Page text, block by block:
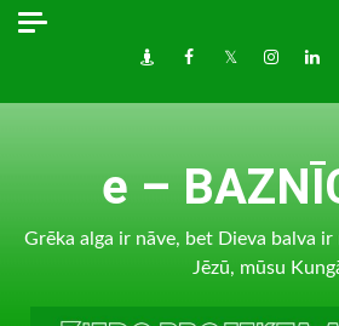
Skip
DraugiemFacebook
Twitter
e –
Grēka alga ir nāve, bet Dieva balva
Jēzū, mūsu